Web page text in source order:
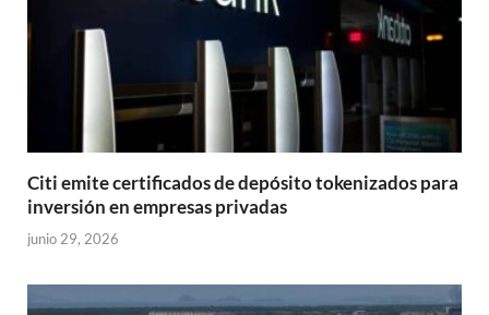
Citi emite certificados de depósito tokenizados para
inversión en empresas privadas
junio 29, 2026